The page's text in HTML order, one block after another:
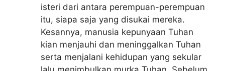
isteri dari antara perempuan-perempuan
itu, siapa saja yang disukai mereka.
Kesannya, manusia kepunyaan Tuhan
kian menjauhi dan meninggalkan Tuhan
serta menjalani kehidupan yang sekular